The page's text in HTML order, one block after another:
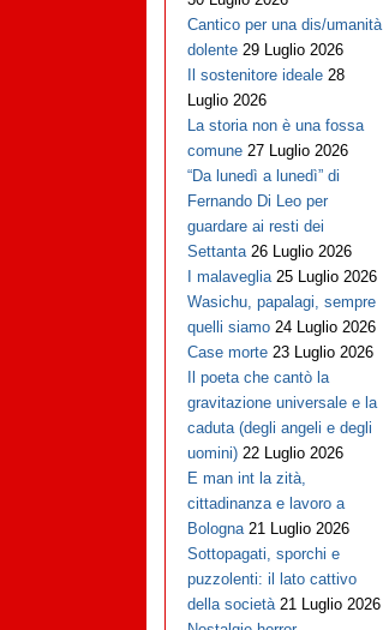
Cantico per una dis/umanità
dolente 29 Luglio 2026
Il sostenitore ideale 28
Luglio 2026
La storia non è una fossa
comune 27 Luglio 2026
“Da lunedì a lunedì” di
Fernando Di Leo per
guardare ai resti dei
Settanta 26 Luglio 2026
I malaveglia 25 Luglio 2026
Wasichu, papalagi, sempre
quelli siamo 24 Luglio 2026
Case morte 23 Luglio 2026
Il poeta che cantò la
gravitazione universale e la
caduta (degli angeli e degli
uomini) 22 Luglio 2026
E man int la zità,
cittadinanza e lavoro a
Bologna 21 Luglio 2026
Sottopagati, sporchi e
puzzolenti: il lato cattivo
della società 21 Luglio 2026